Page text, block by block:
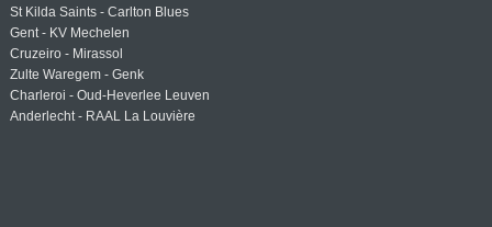
St Kilda Saints - Carlton Blues
Gent - KV Mechelen
Cruzeiro - Mirassol
Zulte Waregem - Genk
Charleroi - Oud-Heverlee Leuven
Anderlecht - RAAL La Louvière